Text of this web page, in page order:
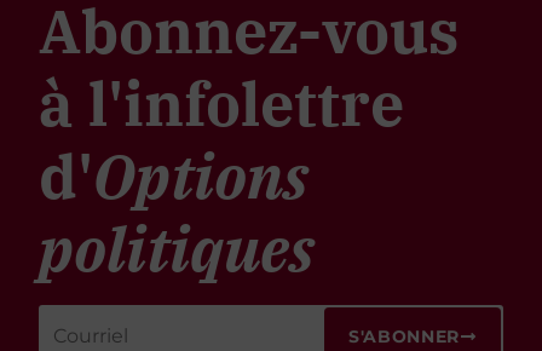
Abonnez-vous
à l'infolettre
d'Options
politiques
S'ABONNER